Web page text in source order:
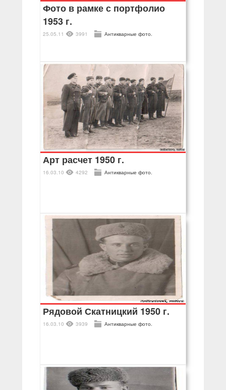
Фото в рамке с портфолио
1953 г.
25.05.11 3991 Антикварные фото.
Арт расчет 1950 г.
16.03.10 4292 Антикварные фото.
Рядовой Скатницкий 1950 г.
16.03.10 3939 Антикварные фото.